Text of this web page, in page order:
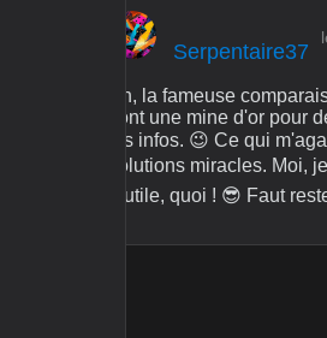
Serpentaire37
Ah, la fameuse
sont une mine d'or pour
les infos. 😉 Ce qui
solutions miracles. Moi,
inutile, quoi ! 😎 Faut